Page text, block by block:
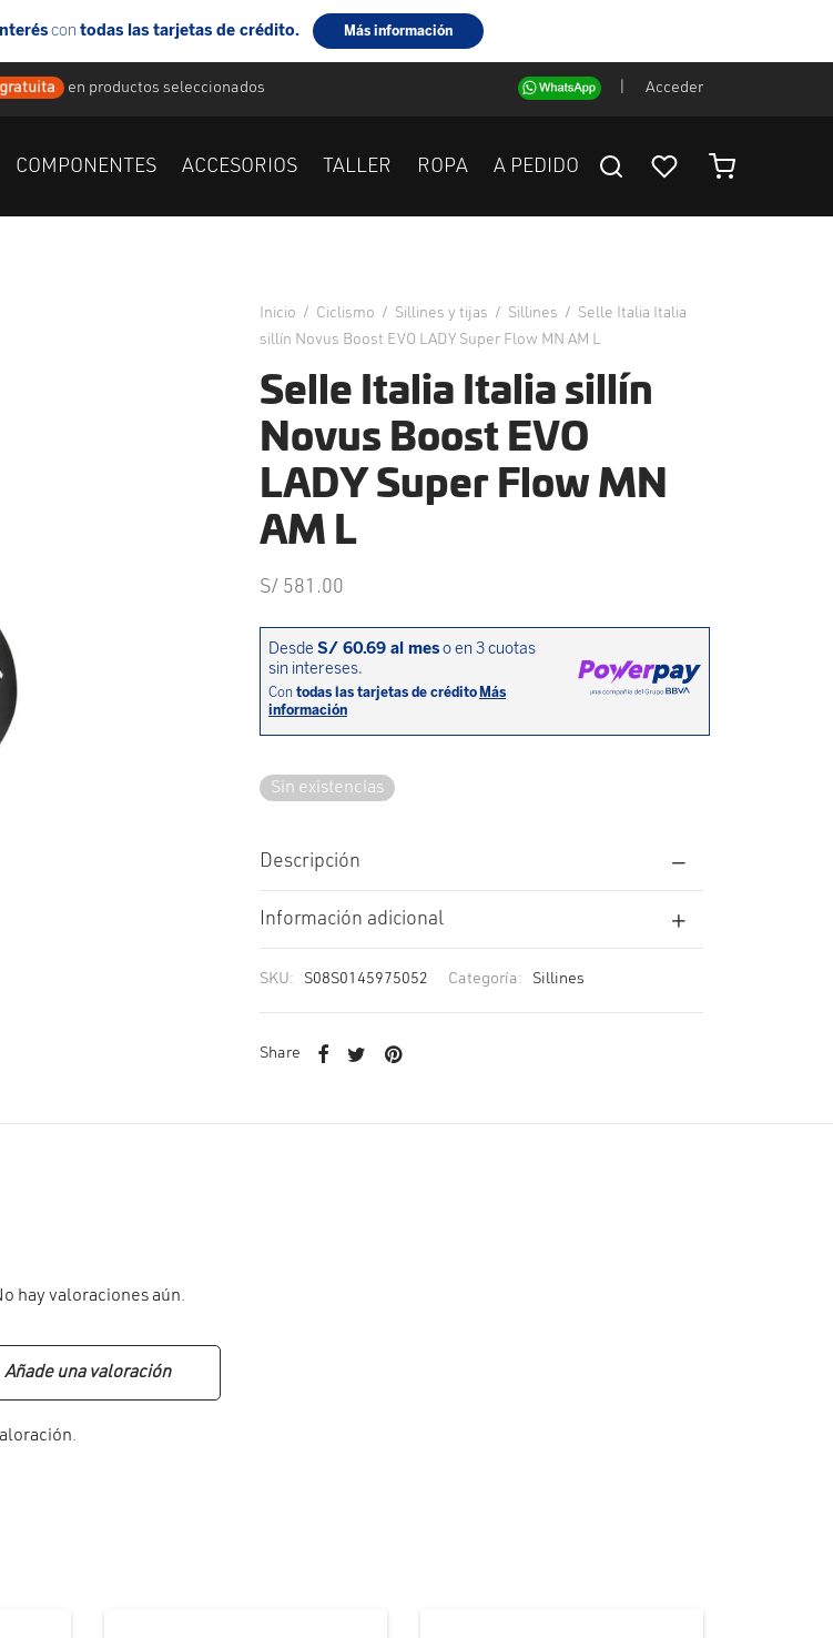
en productos seleccionados Acceder
COMPONENTES ACCESORIOS TALLER ROPA A PEDIDO
Inicio / Ciclismo / Sillines y tijas / Sillines / Selle Italia Italia
sillín Novus Boost EVO LADY Super Flow MN AM L
Selle Italia Italia sillín
Novus Boost EVO
LADY Super Flow MN
AM L
S/ 581.00
Sin existencias
Descripción
Información adicional
SKU: S08S0145975052 Categoría: Sillines
Share
hay valoraciones aún.
Añade una valoración